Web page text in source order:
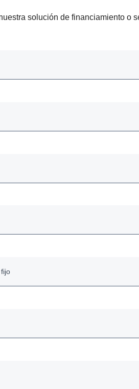
solución de financiamiento o